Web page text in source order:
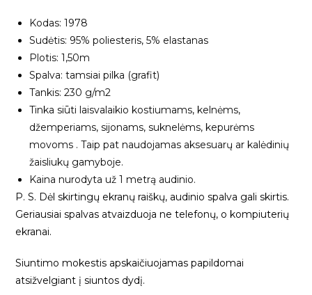
Kodas: 1978
Sudėtis: 95% poliesteris, 5% elastanas
Plotis: 1,50m
Spalva: tamsiai pilka (grafit)
Tankis: 230 g/m2
Tinka siūti laisvalaikio kostiumams, kelnėms,
džemperiams, sijonams, suknelėms, kepurėms
movoms . Taip pat naudojamas aksesuarų ar kalėdinių
žaisliukų gamyboje.
Kaina nurodyta už 1 metrą audinio.
P. S. Dėl skirtingų ekranų raiškų, audinio spalva gali skirtis.
Geriausiai spalvas atvaizduoja ne telefonų, o kompiuterių
ekranai.
Siuntimo mokestis apskaičiuojamas papildomai
atsižvelgiant į siuntos dydį.